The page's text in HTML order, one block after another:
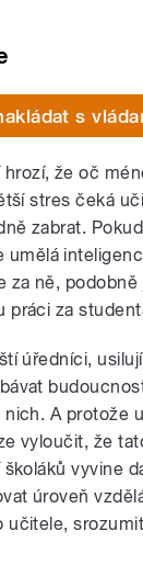
s
že oč
stres čeká
zabrat.
za ně,
práci za
úředníci,
A protože
vyloučit, že
vyvine
úroveň
učitele,